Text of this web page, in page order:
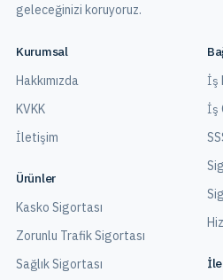
geleceğinizi koruyoruz.
Kurumsal
Hakkımızda
KVKK
İletişim
Ürünler
Kasko Sigortası
Zorunlu Trafik Sigortası
Sağlık Sigortası
İş
İş